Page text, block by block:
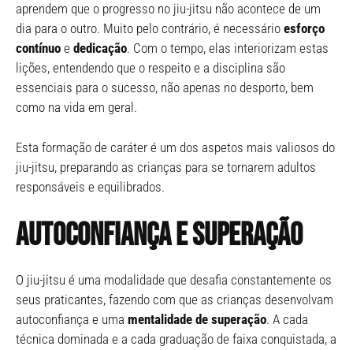
aprendem que o progresso no jiu-jitsu não acontece de um
dia para o outro. Muito pelo contrário, é necessário esforço
contínuo e dedicação. Com o tempo, elas interiorizam estas
lições, entendendo que o respeito e a disciplina são
essenciais para o sucesso, não apenas no desporto, bem
como na vida em geral.
Esta formação de caráter é um dos aspetos mais valiosos do
jiu-jitsu, preparando as crianças para se tornarem adultos
responsáveis e equilibrados.
Autoconfiança e superação
O jiu-jitsu é uma modalidade que desafia constantemente os
seus praticantes, fazendo com que as crianças desenvolvam
autoconfiança e uma mentalidade de superação. A cada
técnica dominada e a cada graduação de faixa conquistada, a